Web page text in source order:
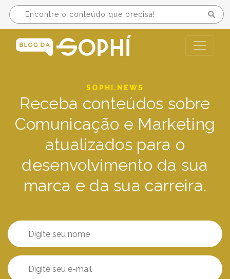
SOPHI.NEWS
Receba conteúdos sobre
Comunicação e Marketing
atualizados para o
desenvolvimento da sua
marca e da sua carreira.